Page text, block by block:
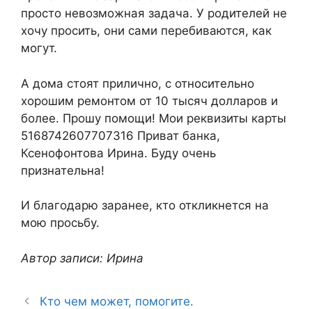
просто невозможная задача. У родителей не
хочу просить, они сами перебиваются, как
могут.
А дома стоят прилично, с относительно
хорошим ремонтом от 10 тысяч долларов и
более. Прошу помощи! Мои реквизиты карты
5168742607707316 Приват банка,
Ксенофонтова Ирина. Буду очень
признательна!
И благодарю заранее, кто откликнется на
мою просьбу.
Автор записи: Ирина
Кто чем может, помогите.